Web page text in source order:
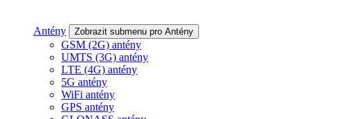
Antény Zobrazit submenu pro Antény
GSM (2G) antény
UMTS (3G) antény
LTE (4G) antény
5G antény
WiFi antény
GPS antény